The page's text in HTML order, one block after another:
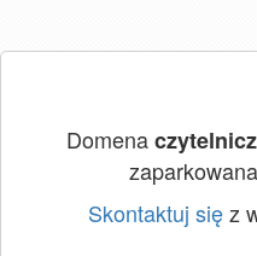
Domena
Skontaktuj sięz